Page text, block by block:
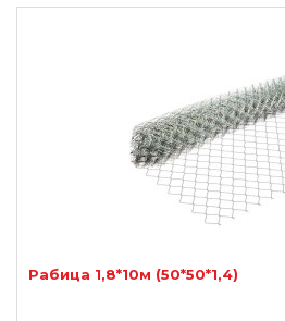
Рабица 1,8*10м (50*50*1,4)